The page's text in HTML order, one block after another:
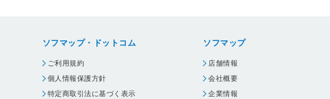
ソフマップ・ドットコム
ご利用規約
個人情報保護方針
特定商取引法に基づく表示
ソフマップ
店舗情報
会社概要
企業情報